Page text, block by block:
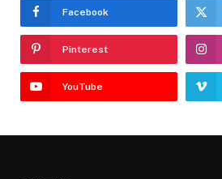
Facebook
Pinterest
YouTube